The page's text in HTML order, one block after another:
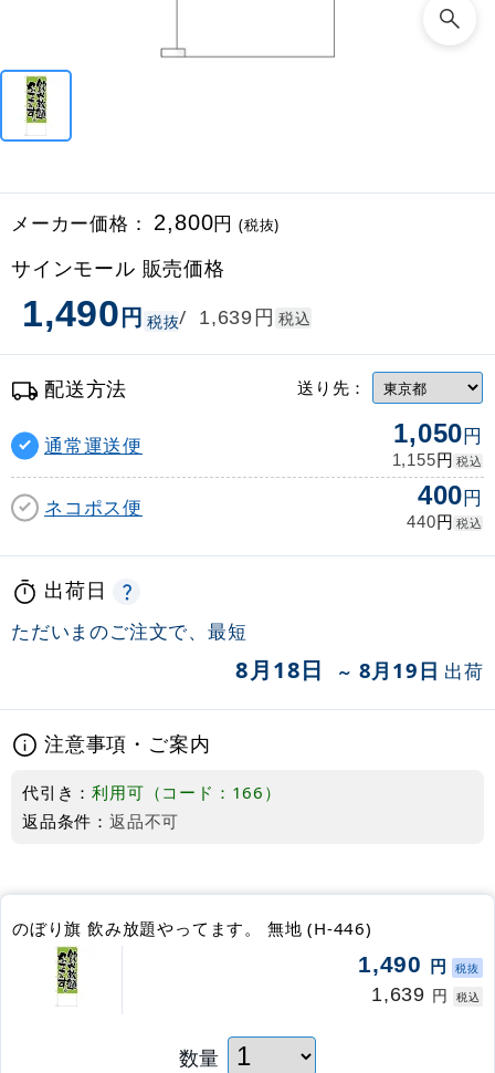
メーカー価格： 2,800円(税抜)
サインモール 販売価格
1,490円 税抜/ 1,639円 税込
配送方法 送り先：
通常運送便 1,050円
1,155円 税込
ネコポス便 400円
440円 税込
出荷日
ただいまのご注文で、最短
8月18日 ～ 8月19日 出荷
注意事項・ご案内
代引き：利用可（コード：166）
返品条件： 返品不可
のぼり旗 飲み放題やってます。 無地 (H-446)
1,490 円 税抜
1,639 円 税込
数量